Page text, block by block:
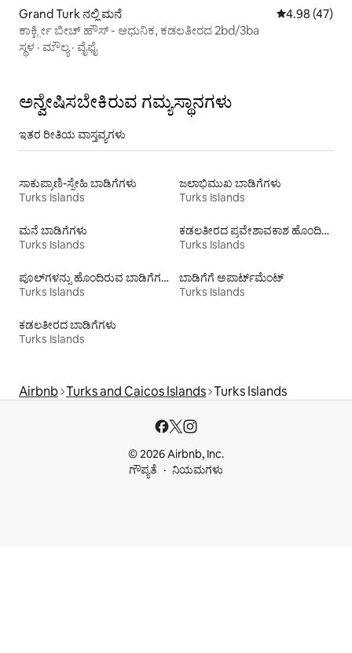
Grand Turk ನಲ್ಲಿ ಮನೆ 5 ರಲ್ಲಿ 4.98
4.98 (47)
ಕಾರ್ಕ್ಟ್ರೀ ಬೀಚ್ ಹೌಸ್ - ಆಧುನಿಕ, ಕಡಲತೀರದ 2bd/3ba
ಸ್ಥಳ · ಮೌಲ್ಯ· ವೈಫೈ
ಅನ್ವೇಷಿಸಬೇಕಿರುವ ಗಮ್ಯಸ್ಥಾನಗಳು
ಇತರ ರೀತಿಯ ವಾಸ್ತವ್ಯಗಳು
ಸಾಕುಪ್ರಾಣಿ-ಸ್ನೇಹಿ ಬಾಡಿಗೆಗಳು
Turks Islands
ಜಲಾಭಿಮುಖ ಬಾಡಿಗೆಗಳು
Turks Islands
ಮನೆ ಬಾಡಿಗೆಗಳು
Turks Islands
ಕಡಲತೀರದ ಪ್ರವೇಶಾವಕಾಶ ಹೊಂದಿರುವ ವಸತಿ ಬಾಡಿಗೆಗಳು
Turks Islands
ಪೂಲ್‍ಗಳನ್ನು ಹೊಂದಿರುವ ಬಾಡಿಗೆಗಳು
Turks Islands
ಬಾಡಿಗೆಗೆ ಅಪಾರ್ಟ್‌ಮೆಂಟ್‌
Turks Islands
ಕಡಲತೀರದ ಬಾಡಿಗೆಗಳು
Turks Islands
Airbnb Turks and Caicos Islands Turks Islands
© 2026 Airbnb, Inc.
ಗೌಪ್ಯತೆ
ನಿಯಮಗಳು